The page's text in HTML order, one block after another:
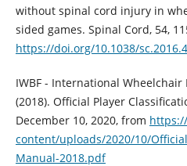
without spinal cord injury in
sided games. Spinal Cord, 54,
https://doi.org/10.1038/
IWBF - International
(2018). Official Player
December 10, 2020, from
content/uploads/2020/10/
Manual-2018.pdf